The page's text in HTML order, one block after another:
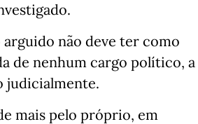
não deve ter como
de nenhum cargo político, a
judicialmente.
mais pelo próprio, em